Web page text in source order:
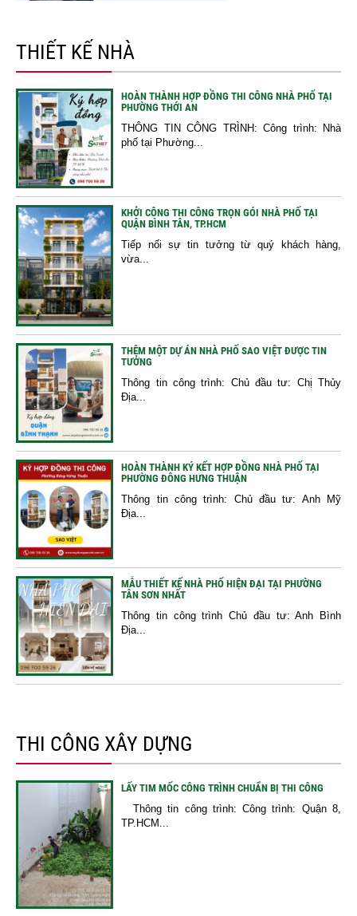
THIẾT KẾ NHÀ
HOÀN THÀNH HỢP ĐỒNG THI CÔNG NHÀ PHỐ TẠI
PHƯỜNG THỚI AN
THÔNG TIN CÔNG TRÌNH: Công trình: Nhà
phố tại Phường...
KHỞI CÔNG THI CÔNG TRỌN GÓI NHÀ PHỐ TẠI
QUẬN BÌNH TÂN, TP.HCM
Tiếp nối sự tin tưởng từ quý khách hàng,
vừa...
THÊM MỘT DỰ ÁN NHÀ PHỐ SAO VIỆT ĐƯỢC TIN
TƯỞNG
Thông tin công trình: Chủ đầu tư: Chị Thủy
Địa...
HOÀN THÀNH KÝ KẾT HỢP ĐỒNG NHÀ PHỐ TẠI
PHƯỜNG ĐÔNG HƯNG THUẬN
Thông tin công trình: Chủ đầu tư: Anh Mỹ
Địa...
MẪU THIẾT KẾ NHÀ PHỐ HIỆN ĐẠI TẠI PHƯỜNG
TÂN SƠN NHẤT
Thông tin công trình Chủ đầu tư: Anh Bình
Địa...
THI CÔNG XÂY DỰNG
LẤY TIM MỐC CÔNG TRÌNH CHUẨN BỊ THI CÔNG
Thông tin công trình: Công trình: Quận 8,
TP.HCM...